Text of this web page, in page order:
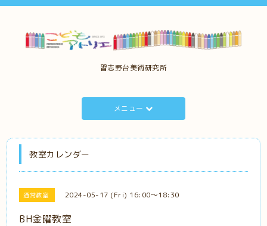
習志野台美術研究所
メニュー
教室カレンダー
通常教室 2024-05-17 (Fri) 16:00～18:30
BH金曜教室